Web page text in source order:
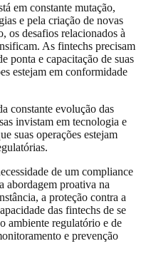
em constante mutação,
e pela criação de novas
os desafios relacionados à
As fintechs precisam
ponta e capacitação de suas
estejam em conformidade
constante evolução das
invistam em tecnologia e
suas operações estejam
de um compliance
abordagem proativa na
a proteção contra a
das fintechs de se
ambiente regulatório e de
e prevenção